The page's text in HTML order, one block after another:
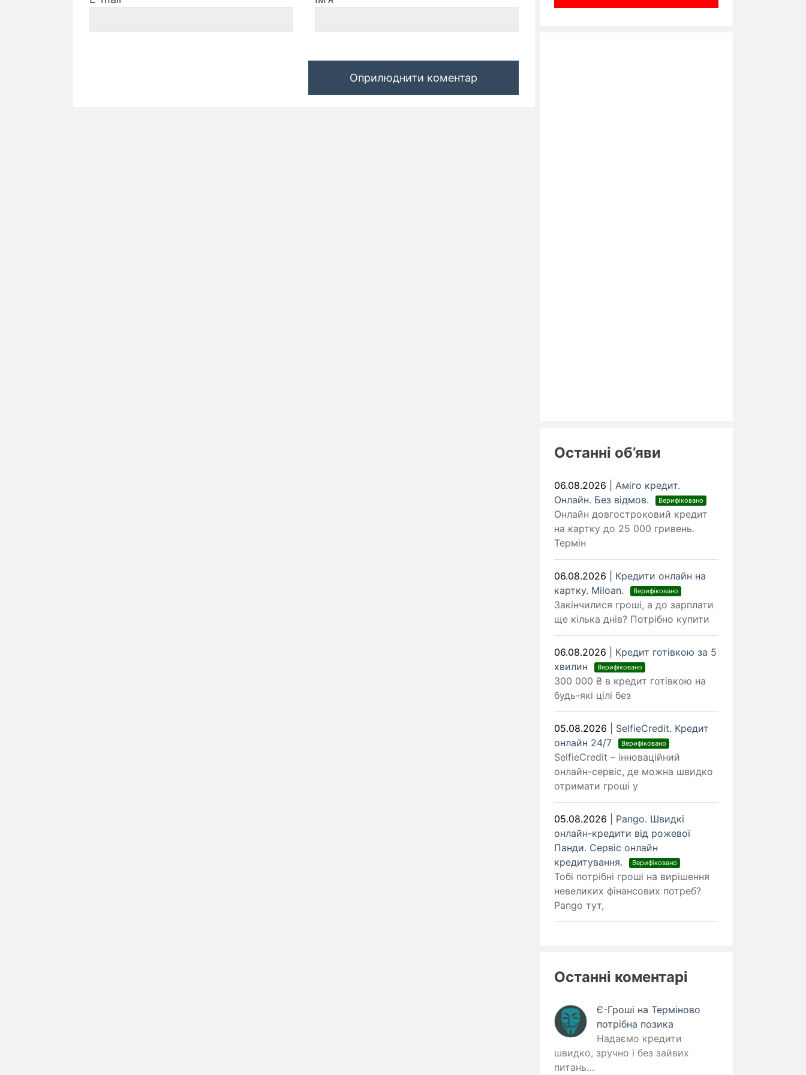
Останні об’яви
06.08.2026
Аміго кредит.
Онлайн. Без відмов.
Верифіковано
Онлайн довгостроковий кредит
на картку до 25 000 гривень.
Термін
06.08.2026
Кредити онлайн на
картку. Miloan.
Верифіковано
Закінчилися гроші, а до зарплати
ще кілька днів? Потрібно купити
06.08.2026
Кредит готівкою за 5
хвилин
Верифіковано
300 000 ₴ в кредит готівкою на
будь-які цілі без
05.08.2026
SelfieCredit. Кредит
онлайн 24/7
Верифіковано
SelfieCredit – інноваційний
онлайн-сервіс, де можна швидко
отримати гроші у
05.08.2026
Pango. Швидкі
онлайн-кредити від рожевої
Панди. Cервіс онлайн
кредитування.
Верифіковано
Тобі потрібні гроші на вирішення
невеликих фінансових потреб?
Pango тут,
Останні коментарі
Є-Гроші на Терміново
потрібна позика
Надаємо кредити
швидко, зручно і без зайвих
питань…